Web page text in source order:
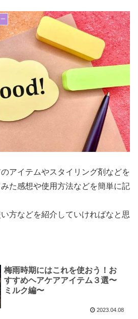
アイテムやスタイリング剤などを
た感想や使用方法などを簡単に記
方などを紹介していければなと思
梅雨時期にはこれを使おう！お
すすめヘアケアアイテム３選〜
ミルク編〜
2023.04.08